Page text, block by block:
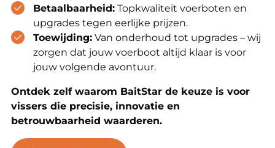
Betaalbaarheid: Topkwaliteit voerboten en
upgrades tegen eerlijke prijzen.
Toewijding: Van onderhoud tot upgrades – wij
zorgen dat jouw voerboot altijd klaar is voor
jouw volgende avontuur.
Ontdek zelf waarom BaitStar de keuze is voor
vissers die precisie, innovatie en
betrouwbaarheid waarderen.